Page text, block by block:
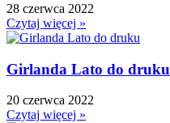
Ferie
Fotobudka
Gazetki do druku
Girlandy na LATO
28 czerwca 2022
Czytaj więcej »
Girlanda Lato do druku
20 czerwca 2022
Czytaj więcej »